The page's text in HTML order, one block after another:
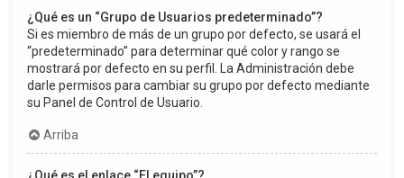
¿Qué es un “Grupo de Usuarios predeterminado”?
Si es miembro de más de un grupo por defecto, se usará el
“predeterminado” para determinar qué color y rango se
mostrará por defecto en su perfil. La Administración debe
darle permisos para cambiar su grupo por defecto mediante
su Panel de Control de Usuario.
Arriba